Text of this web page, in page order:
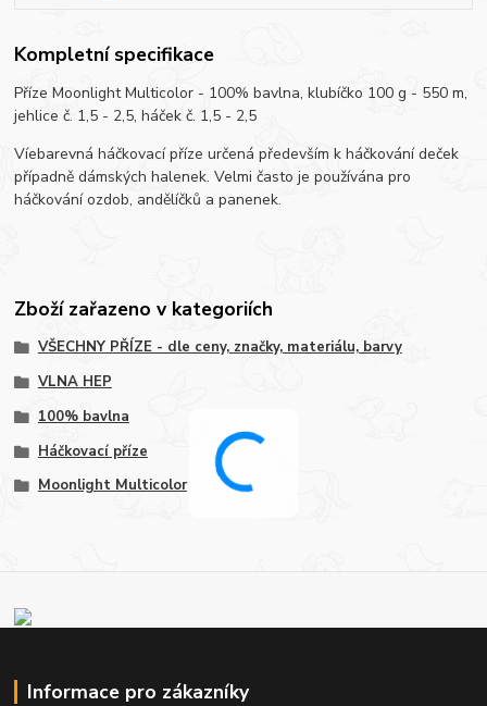
Kompletní specifikace
Příze Moonlight Multicolor - 100% bavlna, klubíčko 100 g - 550 m,
jehlice č. 1,5 - 2,5, háček č. 1,5 - 2,5
Víebarevná háčkovací příze určená především k háčkování deček
případně dámských halenek. Velmi často je používána pro
háčkování ozdob, andělíčků a panenek.
Zboží zařazeno v kategoriích
VŠECHNY PŘÍZE - dle ceny, značky, materiálu, barvy
VLNA HEP
100% bavlna
Háčkovací příze
Moonlight Multicolor
Informace pro zákazníky